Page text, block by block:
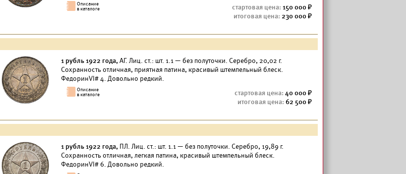
150 000
230 000
1 рубль 1922 года,АГ. Лиц. ст.: шт. 1.1 — без полуточки. Серебро, 20,02 г.
Сохранность отличная, приятная патина, красивый штемпельный блеск.
ФедоринVI# 4. Довольно редкий.
40 000
62 500
1 рубль 1922 года, ПЛ. Лиц. ст.: шт. 1.1 — без полуточки. Серебро, 19,89 г.
Сохранность отличная, легкая патина, красивый штемпельный блеск.
ФедоринVI# 6. Довольно редкий.